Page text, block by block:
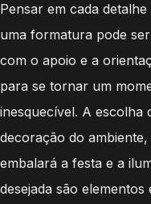
Pensar em cada
uma formatura pode
com o apoio e a
para se tornar um
inesquecível. A escolha
decoração do
embalará a festa e a
desejada são